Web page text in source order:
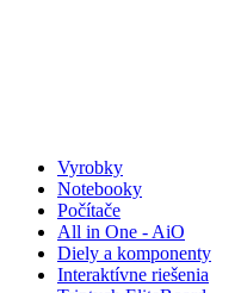
Vyrobky
Notebooky
Počítače
All in One - AiO
Diely a komponenty
Interaktívne riešenia